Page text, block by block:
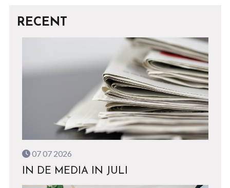
RECENT
07 07 2026
IN DE MEDIA IN JULI